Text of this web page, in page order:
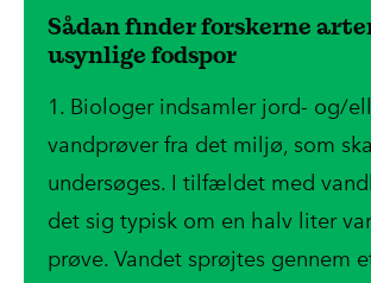
Sådan finder forskerne
usynlige fodspor
1. Biologer indsamler jord- og/
vandprøver fra det miljø, som skal
undersøges. I tilfældet med
det sig typisk om en halv liter
prøve. Vandet sprøjtes gennem